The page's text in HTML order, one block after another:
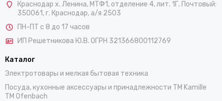
Краснодар х. Ленина, МТФ1, отделение 4, лит. 1Г. Почтовый:
350061, г. Краснодар, а/я 2503
ПН-ПТ с 8 до 17 часов
ИП Решетникова Ю.В. ОГРН 321366800112769
Каталог
Электротовары и мелкая бытовая техника
Посуда, кухонные аксессуары и принадлежности TM Kamille
TM Ofenbach